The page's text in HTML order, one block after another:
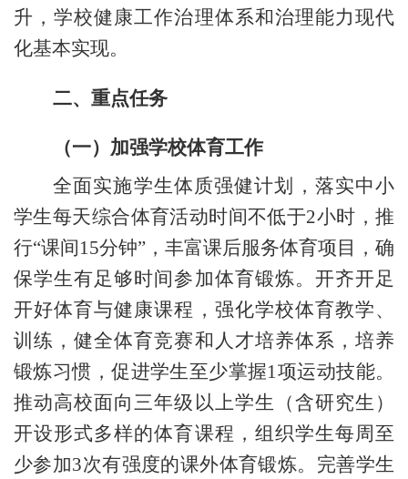
升，学校健康工作治理体系和治理能力现代
化基本实现。
二、重点任务
（一）加强学校体育工作
全面实施学生体质强健计划，落实中小
学生每天综合体育活动时间不低于2小时，推
行“课间15分钟”，丰富课后服务体育项目，确
保学生有足够时间参加体育锻炼。开齐开足
开好体育与健康课程，强化学校体育教学、
训练，健全体育竞赛和人才培养体系，培养
锻炼习惯，促进学生至少掌握1项运动技能。
推动高校面向三年级以上学生（含研究生）
开设形式多样的体育课程，组织学生每周至
少参加3次有强度的课外体育锻炼。完善学生